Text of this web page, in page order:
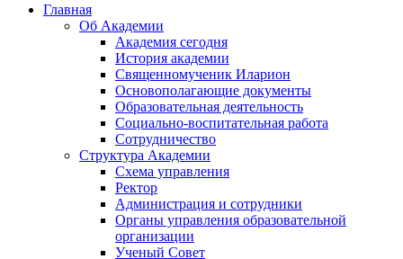
Главная
Об Академии
Академия сегодня
История академии
Священномученик Иларион
Основополагающие документы
Образовательная деятельность
Социально-воспитательная работа
Сотрудничество
Структура Академии
Схема управления
Ректор
Администрация и сотрудники
Органы управления образовательной
организации
Ученый Совет